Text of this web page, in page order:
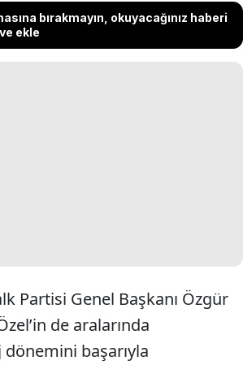
bırakmayın, okuyacağınız haberi
ekle
Partisi Genel Başkanı Özgür
de aralarında
başarıyla